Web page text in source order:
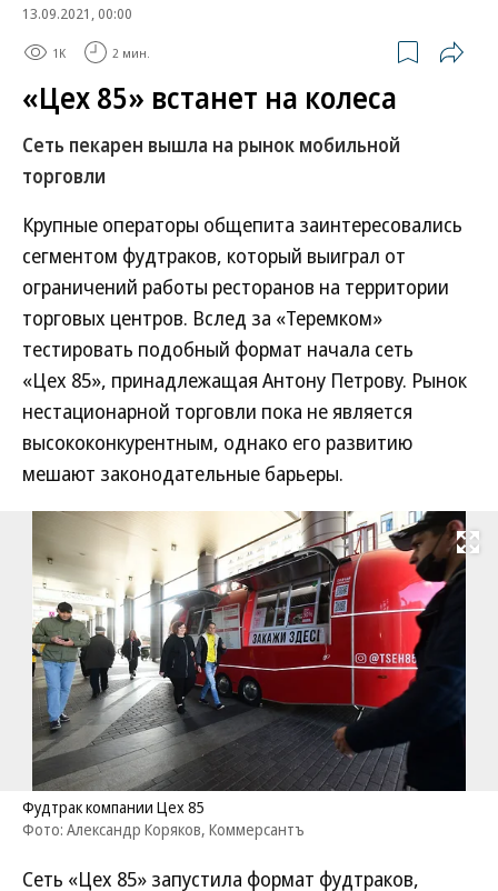
13.09.2021, 00:00
1K 2 мин.
«Цех 85» встанет на колеса
Сеть пекарен вышла на рынок мобильной
торговли
Крупные операторы общепита заинтересовались
сегментом фудтраков, который выиграл от
ограничений работы ресторанов на территории
торговых центров. Вслед за «Теремком»
тестировать подобный формат начала сеть
«Цех 85», принадлежащая Антону Петрову. Рынок
нестационарной торговли пока не является
высококонкурентным, однако его развитию
мешают законодательные барьеры.
Развернуть
Фудтрак компании Цех 85
Фото: Александр Коряков, Коммерсантъ
Сеть «Цех 85» запустила формат фудтраков,